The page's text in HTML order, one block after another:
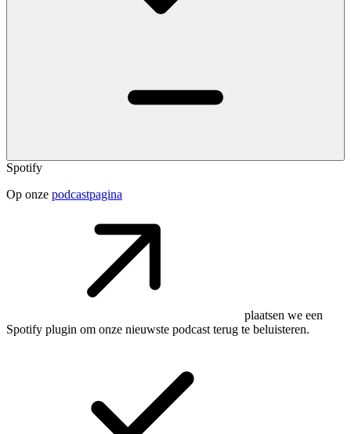
Spotify
Op onze podcastpagina
plaatsen we een
Spotify plugin om onze nieuwste podcast terug te beluisteren.